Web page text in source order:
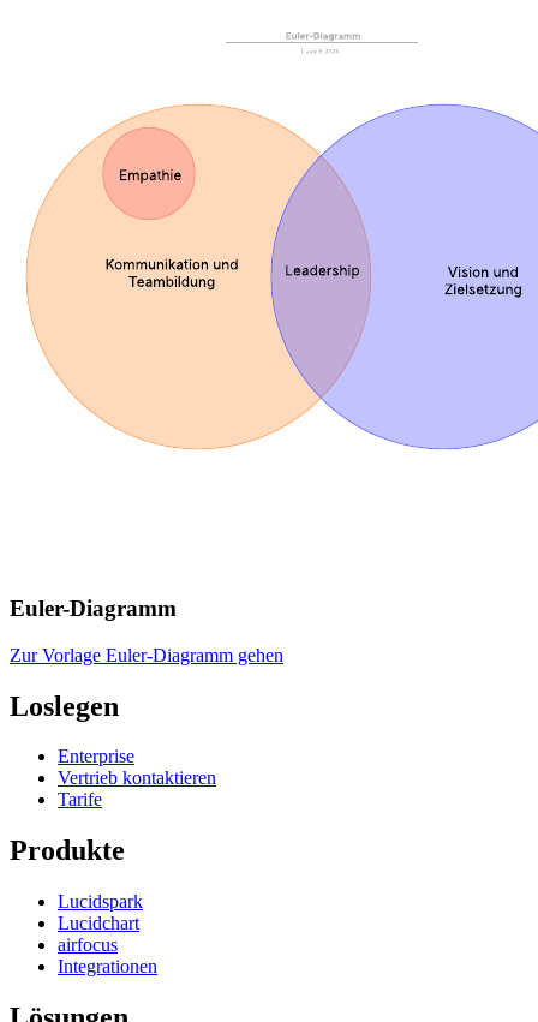
Euler-Diagramm
Zur Vorlage Euler-Diagramm gehen
Loslegen
Enterprise
Vertrieb kontaktieren
Tarife
Produkte
Lucidspark
Lucidchart
airfocus
Integrationen